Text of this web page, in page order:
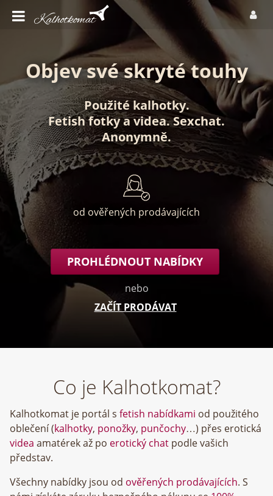
Objev své skryté touhy
Použité kalhotky.
Fetish fotkyavidea.Sexchat.
Anonymně.
od ověřených prodávajících
PROHLÉDNOUT NABÍDKY
nebo
ZAČÍT PRODÁVAT
Co je Kalhotkomat?
Kalhotkomat je portál s fetish nabídkami od použitého
oblečení (kalhotky, ponožky, punčochy…) přes erotická
videa amatérek až po erotický chat podle vašich
představ.
Všechny nabídky jsou od ověřených prodávajících. S